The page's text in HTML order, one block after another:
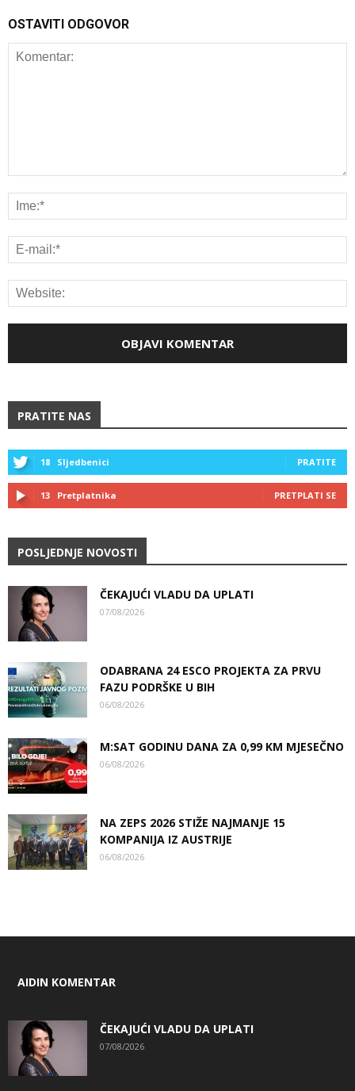
OSTAVITI ODGOVOR
PRATITE NAS
18 Sljedbenici PRATITE
13 Pretplatnika PRETPLATI SE
POSLJEDNJE NOVOSTI
ČEKAJUĆI VLADU DA UPLATI
07/08/2026
ODABRANA 24 ESCO PROJEKTA ZA PRVU
FAZU PODRŠKE U BIH
06/08/2026
M:SAT GODINU DANA ZA 0,99 KM MJESEČNO
06/08/2026
NA ZEPS 2026 STIŽE NAJMANJE 15
KOMPANIJA IZ AUSTRIJE
06/08/2026
AIDIN KOMENTAR
ČEKAJUĆI VLADU DA UPLATI
07/08/2026